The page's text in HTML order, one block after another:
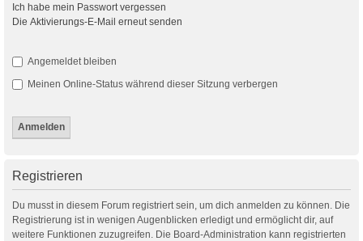
Ich habe mein Passwort vergessen
Die Aktivierungs-E-Mail erneut senden
Angemeldet bleiben
Meinen Online-Status während dieser Sitzung verbergen
Registrieren
Du musst in diesem Forum registriert sein, um dich anmelden zu können. Die
Registrierung ist in wenigen Augenblicken erledigt und ermöglicht dir, auf
weitere Funktionen zuzugreifen. Die Board-Administration kann registrierten